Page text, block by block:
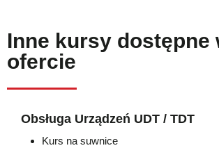
Inne kursy dostępne
ofercie
Obsługa Urządzeń UDT / TDT
Kurs na suwnice